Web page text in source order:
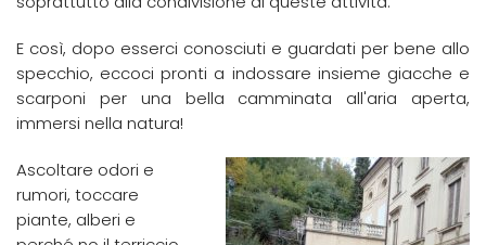
E così, dopo esserci conosciuti e guardati per bene allo
specchio, eccoci pronti a indossare insieme giacche e
scarponi per una bella camminata all'aria aperta,
immersi nella natura!
Ascoltare odori e
rumori, toccare
piante, alberi e